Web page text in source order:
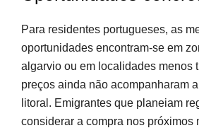
Para residentes portugueses, as
oportunidades encontram-se em
algarvio ou em localidades menos
preços ainda não acompanharam
litoral. Emigrantes que planeiam
considerar a compra nos próximos